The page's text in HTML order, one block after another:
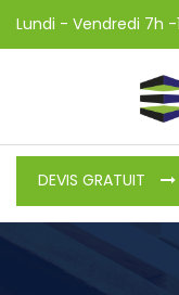
Lundi - Vendredi 7h -
DEVIS GRATUIT